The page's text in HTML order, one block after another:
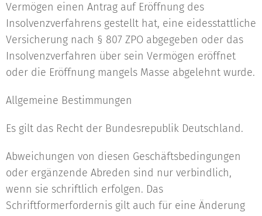
Vermögen einen Antrag auf Eröffnung des
Insolvenzverfahrens gestellt hat, eine eidesstattliche
Versicherung nach § 807 ZPO abgegeben oder das
Insolvenzverfahren über sein Vermögen eröffnet
oder die Eröffnung mangels Masse abgelehnt wurde.
Allgemeine Bestimmungen
Es gilt das Recht der Bundesrepublik Deutschland.
Abweichungen von diesen Geschäftsbedingungen
oder ergänzende Abreden sind nur verbindlich,
wenn sie schriftlich erfolgen. Das
Schriftformerfordernis gilt auch für eine Änderung